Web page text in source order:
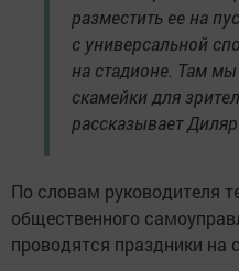
разместить ее на
с универсальной
на стадионе. Там
скамейки для
рассказывает
По словам руководителя
общественного
проводятся праздники на